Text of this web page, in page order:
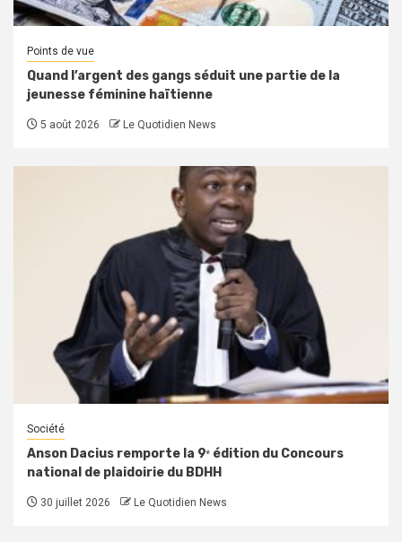
Points de vue
Quand l’argent des gangs séduit une partie de la
jeunesse féminine haïtienne
5 août 2026 Le Quotidien News
Société
Anson Dacius remporte la 9ᵉ édition du Concours
national de plaidoirie du BDHH
30 juillet 2026 Le Quotidien News